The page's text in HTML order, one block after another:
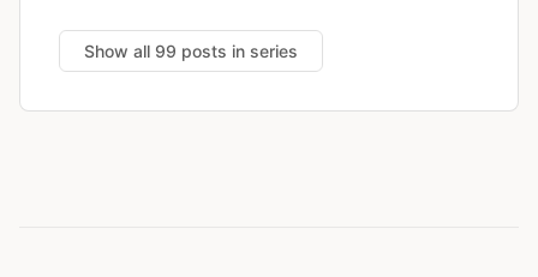
Show all 99 posts in series